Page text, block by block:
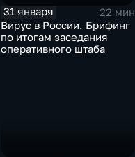
31 января
22 мин
Вирус в России. Брифинг
по итогам заседания
оперативного штаба